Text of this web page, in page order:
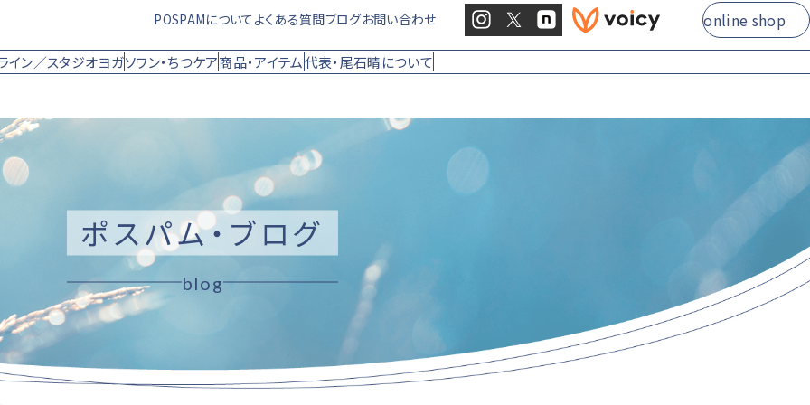
POSPAMについて よくある質問ブログお問い合わせ online shop
イン／スタジオヨガソワン・ちつケア商品・アイテム代表・尾石晴について
ポスパム・ブログ
blog